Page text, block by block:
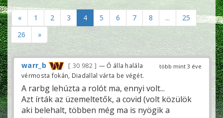
« 1 2 3 4 5 6 7 8 ...
25
26
»
több mint 3 éve
warr_b 30 982
— Ő álla halála
vérmosta fokán, Diadallal várta be végét.
A rarbg lehúzta a rolót ma, ennyi volt...
Azt írták az üzemeltetők, a covid (volt közülök
aki belehalt, többen még ma is nyögik a